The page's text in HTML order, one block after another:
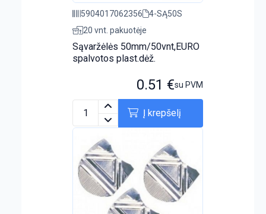
5904017062356
4-SĄ50S
20 vnt. pakuotėje
Sąvaržėlės 50mm/50vnt,EURO
spalvotos plast.dėž.
0.51 €su PVM
Į krepšelį